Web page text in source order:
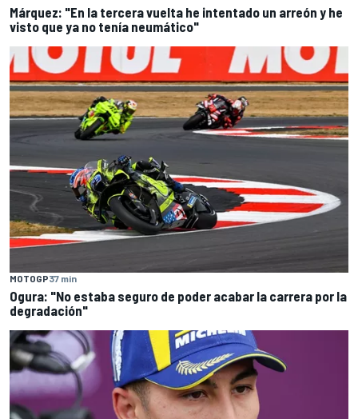
Márquez: "En la tercera vuelta he intentado un arreón y he
visto que ya no tenía neumático"
MOTOGP37 min
Ogura: "No estaba seguro de poder acabar la carrera por la
degradación"